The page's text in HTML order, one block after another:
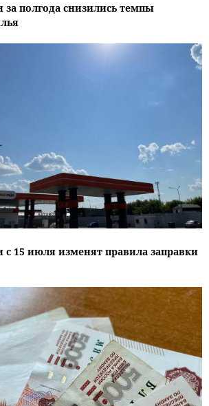
за полгода снизились темпы
с 15 июля изменят правила заправки